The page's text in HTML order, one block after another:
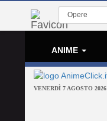
ANIME
VENERDÌ 7 AGOSTO 2026